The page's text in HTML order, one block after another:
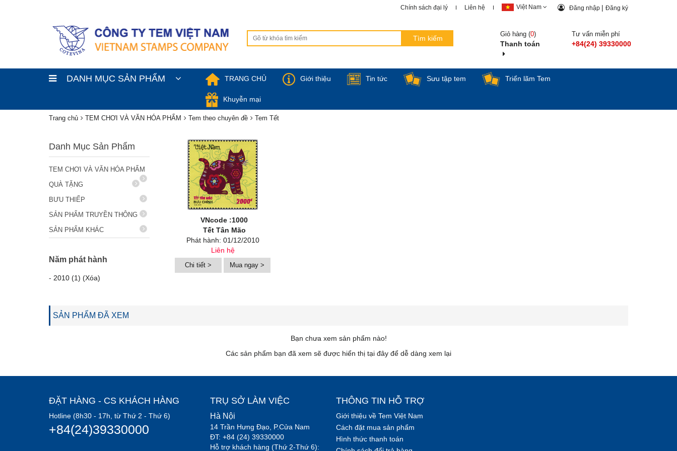
Chính sách đại lý Liên hệ Việt Nam Đăng nhập | Đăng ký
Giỏ hàng (0)
Thanh toán
Tư vấn miễn phí
+84(24) 39330000
DANH MỤC SẢN PHẨM TRANG CHỦ Giới thiệu Tin tức Sưu tập tem Triển lãm Tem
Khuyễn mại
Trang chủ TEM CHƠI VÀ VĂN HÓA PHẨM Tem theo chuyên đề Tem Tết
Danh Mục Sản Phẩm
TEM CHƠI VÀ VĂN HÓA PHẨM
QUÀ TẶNG
BƯU THIẾP
SẢN PHẨM TRUYỀN THÔNG
SẢN PHẨM KHÁC
Năm phát hành
- 2010 (1) (Xóa)
VNcode :1000
Tết Tân Mão
Phát hành: 01/12/2010
Liên hệ
Chi tiết > Mua ngay >
SẢN PHẨM ĐÃ XEM
Bạn chưa xem sản phẩm nào!
Các sản phẩm bạn đã xem sẽ được hiển thị tại đây để dễ dàng xem lại
ĐẶT HÀNG - CS KHÁCH HÀNG
Hotline (8h30 - 17h, từ Thứ 2 - Thứ 6)
+84(24)39330000
TRỤ SỞ LÀM VIỆC
Hà Nội
14 Trần Hưng Đạo, P.Cửa Nam
ĐT: +84 (24) 39330000
Hỗ trợ khách hàng (Thứ 2-Thứ 6):
THÔNG TIN HỖ TRỢ
Giới thiệu về Tem Việt Nam
Cách đặt mua sản phẩm
Hình thức thanh toán